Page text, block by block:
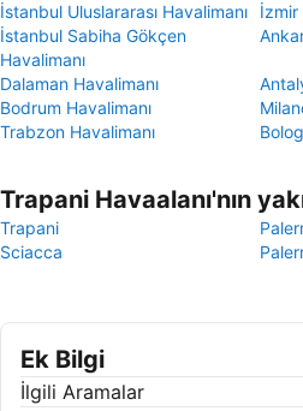
İstanbul Uluslararası Havalimanı
İzmir
İstanbul Sabiha Gökçen
Havalimanı
Dalaman Havalimanı
Bodrum Havalimanı
Trabzon Havalimanı
Trapani Havaalanı'nın
Trapani
Sciacca
Ek Bilgi
İlgili Aramalar